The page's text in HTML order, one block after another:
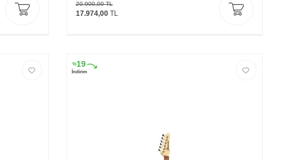
20.900,00TL
17.974,00TL
%19
İndirim